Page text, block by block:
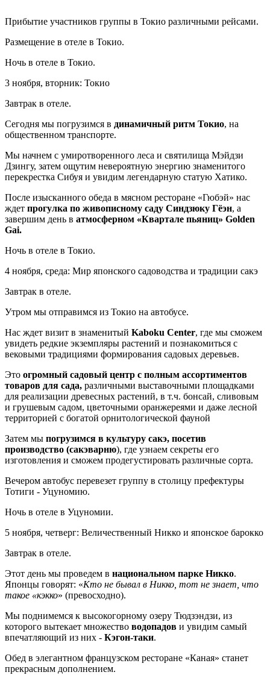
Прибытие участников группы в Токио различными рейсами.
Размещение в отеле в Токио.
Ночь в отеле в Токио.
3 ноября, вторник: Токио
Завтрак в отеле.
Сегодня мы погрузимся в динамичный ритм Токио, на
общественном транспорте.
Мы начнем с умиротворенного леса и святилища Мэйдзи
Дзингу, затем ощутим невероятную энергию знаменитого
перекрестка Сибуя и увидим легендарную статую Хатико.
После изысканного обеда в мясном ресторане «Гюбэй» нас
ждет прогулка по живописному саду Синдзюку Гёэн, а
завершим день в атмосферном «Квартале пьяниц» Golden
Gai.
Ночь в отеле в Токио.
4 ноября, среда: Мир японского садоводства и традиции сакэ
Завтрак в отеле.
Утром мы отправимся из Токио на автобусе.
Нас ждет визит в знаменитый Kaboku Center, где мы сможем
увидеть редкие экземпляры растений и познакомиться с
вековыми традициями формирования садовых деревьев.
Это огромный садовый центр с полным ассортиментов
товаров для сада, различными выставочными площадками
для реализации древесных растений, в т.ч. бонсай, сливовым
и грушевым садом, цветочными оранжереями и даже лесной
территорией с богатой орнитологической фауной
Затем мы погрузимся в культуру сакэ, посетив
производство (сакэварню), где узнаем секреты его
изготовления и сможем продегустировать различные сорта.
Вечером автобус перевезет группу в столицу префектуры
Тотиги - Уцуномию.
Ночь в отеле в Уцуномии.
5 ноября, четверг: Величественный Никко и японское барокко
Завтрак в отеле.
Этот день мы проведем в национальном парке Никко.
Японцы говорят: «Кто не бывал в Никко, тот не знает, что
такое «кэкко» (превосходно).
Мы поднимемся к высокогорному озеру Тюдзэндзи, из
которого вытекает множество водопадов и увидим самый
впечатляющий из них - Кэгон-таки.
Обед в элегантном французском ресторане «Каная» станет
прекрасным дополнением.